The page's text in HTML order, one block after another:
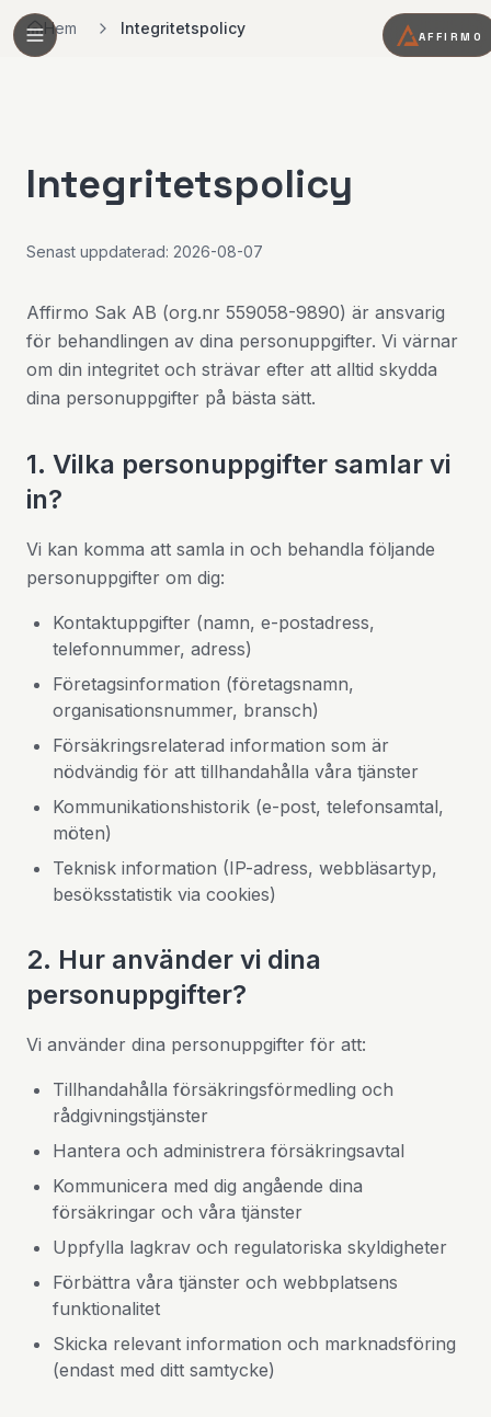
AFFIRMO
Hem Integritetspolicy
Integritetspolicy
Senast uppdaterad: 2026-08-07
Affirmo Sak AB (org.nr 559058-9890) är ansvarig
för behandlingen av dina personuppgifter. Vi värnar
om din integritet och strävar efter att alltid skydda
dina personuppgifter på bästa sätt.
1. Vilka personuppgifter samlar vi
in?
Vi kan komma att samla in och behandla följande
personuppgifter om dig:
Kontaktuppgifter (namn, e-postadress,
telefonnummer, adress)
Företagsinformation (företagsnamn,
organisationsnummer, bransch)
Försäkringsrelaterad information som är
nödvändig för att tillhandahålla våra tjänster
Kommunikationshistorik (e-post, telefonsamtal,
möten)
Teknisk information (IP-adress, webbläsartyp,
besöksstatistik via cookies)
2. Hur använder vi dina
personuppgifter?
Vi använder dina personuppgifter för att:
Tillhandahålla försäkringsförmedling och
rådgivningstjänster
Hantera och administrera försäkringsavtal
Kommunicera med dig angående dina
försäkringar och våra tjänster
Uppfylla lagkrav och regulatoriska skyldigheter
Förbättra våra tjänster och webbplatsens
funktionalitet
Skicka relevant information och marknadsföring
(endast med ditt samtycke)